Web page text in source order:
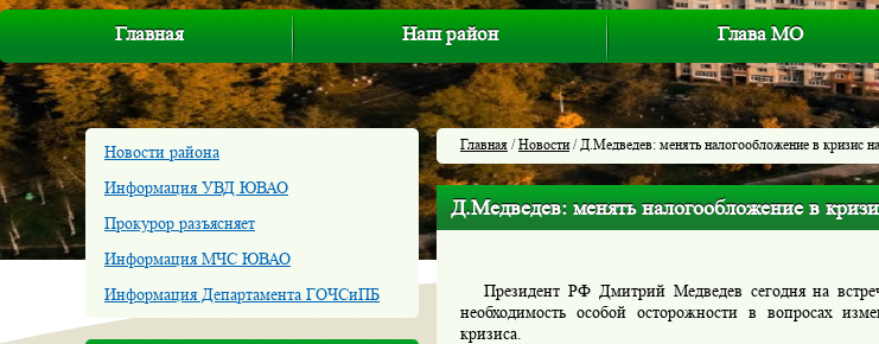
Главная Наш район Глава МО
Новости района
Информация УВД ЮВАО
Прокурор разъясняет
Информация МЧС ЮВАО
Информация Департамента ГОЧСиПБ
Главная /Новости/ Д.Медведев: менять налогообложение в кризис
Д.Медведев: менять налогообложение в
Президент РФ Дмитрий Медведев сегодня на
необходимость особой осторожности в вопросах
кризиса.